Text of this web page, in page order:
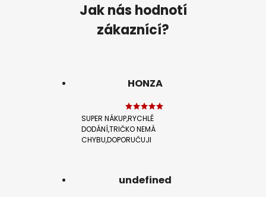
Jak nás hodnotí
zákaznící?
HONZA
SUPER NÁKUP,RYCHLÉ
DODÁNÍ,TRIČKO NEMÁ
CHYBU,DOPORUČUJI
undefined